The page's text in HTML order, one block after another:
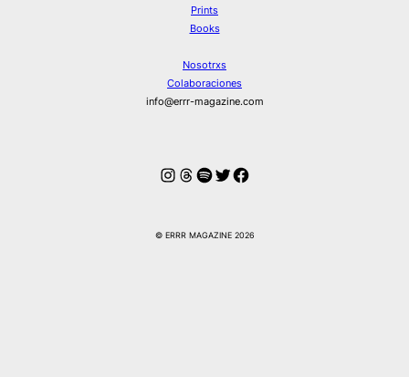
Prints
Books
Nosotrxs
Colaboraciones
info@errr-magazine.com
Instagram
Hilos
Spotify
Twitter
Facebook
© ERRR MAGAZINE 2026